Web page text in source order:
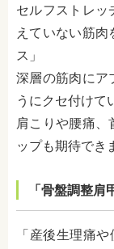
セルフストレッ
えていない筋
ス」
深層の筋肉にア
うにクセ付けて
肩こりや腰痛、
ップも期待でき
「骨盤調整
「産後生理痛